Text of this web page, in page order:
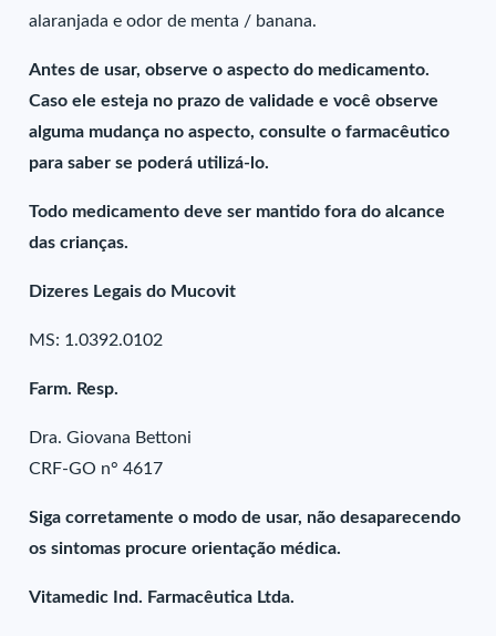
alaranjada e odor de menta / banana.
Antes de usar, observe o aspecto do medicamento.
Caso ele esteja no prazo de validade e você observe
alguma mudança no aspecto, consulte o farmacêutico
para saber se poderá utilizá-lo.
Todo medicamento deve ser mantido fora do alcance
das crianças.
Dizeres Legais do Mucovit
MS: 1.0392.0102
Farm. Resp.
Dra. Giovana Bettoni
CRF-GO n° 4617
Siga corretamente o modo de usar, não desaparecendo
os sintomas procure orientação médica.
Vitamedic Ind. Farmacêutica Ltda.